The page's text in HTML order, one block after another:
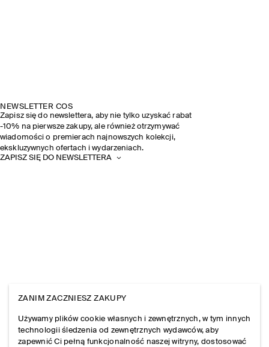
NEWSLETTER COS
Zapisz się do newslettera, aby nie tylko uzyskać rabat
-10% na pierwsze zakupy, ale również otrzymywać
wiadomości o premierach najnowszych kolekcji,
ekskluzywnych ofertach i wydarzeniach.
ZAPISZ SIĘ DO NEWSLETTERA
ZANIM ZACZNIESZ ZAKUPY
Używamy plików cookie własnych i zewnętrznych, w tym innych
technologii śledzenia od zewnętrznych wydawców, aby
zapewnić Ci pełną funkcjonalność naszej witryny, dostosować